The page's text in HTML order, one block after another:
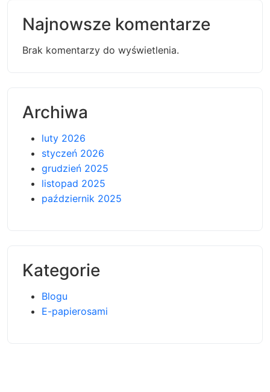
Najnowsze komentarze
Brak komentarzy do wyświetlenia.
Archiwa
luty 2026
styczeń 2026
grudzień 2025
listopad 2025
październik 2025
Kategorie
Blogu
E-papierosami